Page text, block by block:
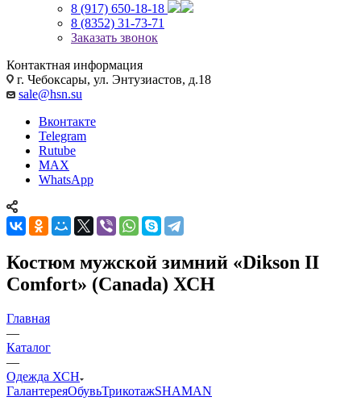
8 (917) 650-18-18
8 (8352) 31-73-71
Заказать звонок
Контактная информация
г. Чебоксары, ул. Энтузиастов, д.18
sale@hsn.su
Вконтакте
Telegram
Rutube
MAX
WhatsApp
Костюм мужской зимний «Dikson II
Comfort» (Canada) ХСН
Главная
—
Каталог
—
Одежда ХСН
ГалантереяОбувьТрикотажSHAMAN